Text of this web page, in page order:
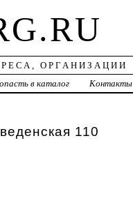
ОРГАНИЗАЦИИ
в каталог Контакты
110